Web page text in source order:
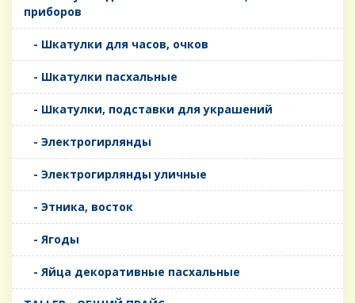
приборов
- Шкатулки для часов, очков
- Шкатулки пасхальные
- Шкатулки, подставки для украшений
- Электрогирлянды
- Электрогирлянды уличные
- Этника, восток
- Ягоды
- Яйца декоративные пасхальные